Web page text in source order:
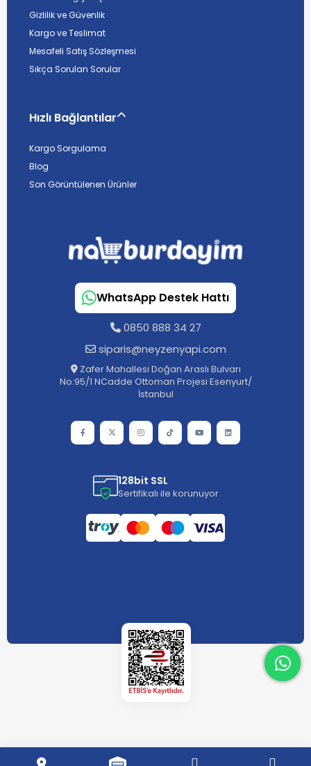
Gizlilik ve Güvenlik
Kargo ve Teslimat
Mesafeli Satış Sözleşmesi
Sıkça Sorulan Sorular
Hızlı Bağlantılar
Kargo Sorgulama
Blog
Son Görüntülenen Ürünler
WhatsApp Destek Hattı
0850 888 34 27
siparis@neyzenyapi.com
Zafer Mahallesi Doğan Araslı Bulvarı
No:95/1 NCadde Ottoman Projesi Esenyurt/
İstanbul
128bit SSL
Sertifikalı ile korunuyor